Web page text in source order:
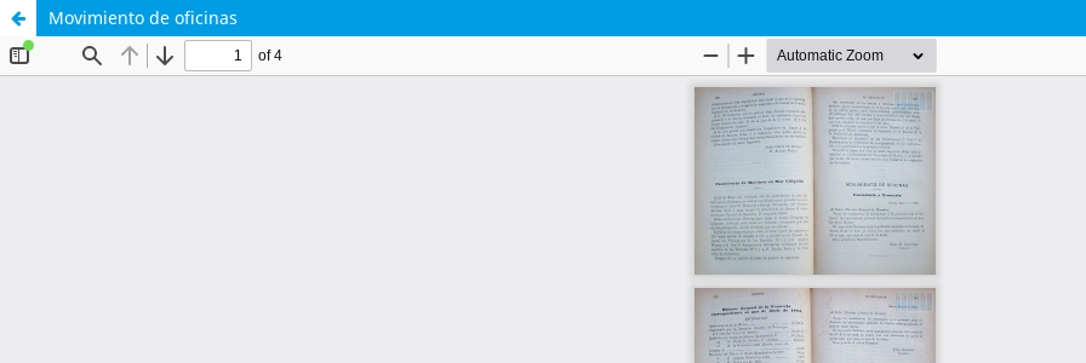
Movimiento de oficinas